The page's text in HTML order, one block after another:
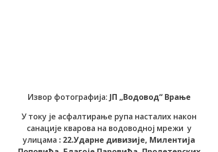
Извор фотографија: ЈП „Водовод“ Врање
У току је асфалтирање рупа насталих након
санације кварова на водоводној мрежи у
улицама : 22.Ударне дивизије, Милентија